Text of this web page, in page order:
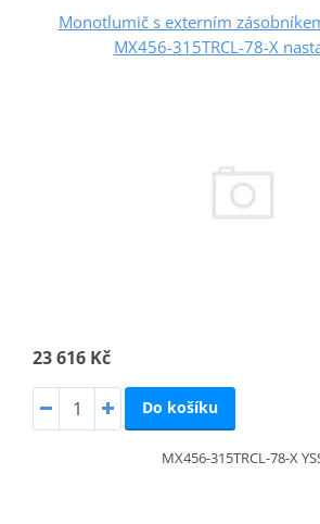
Monotlumič s externím
MX456-315TRCL-78-X
23 616 Kč
Do košíku
MX456-315TRCL-78-X